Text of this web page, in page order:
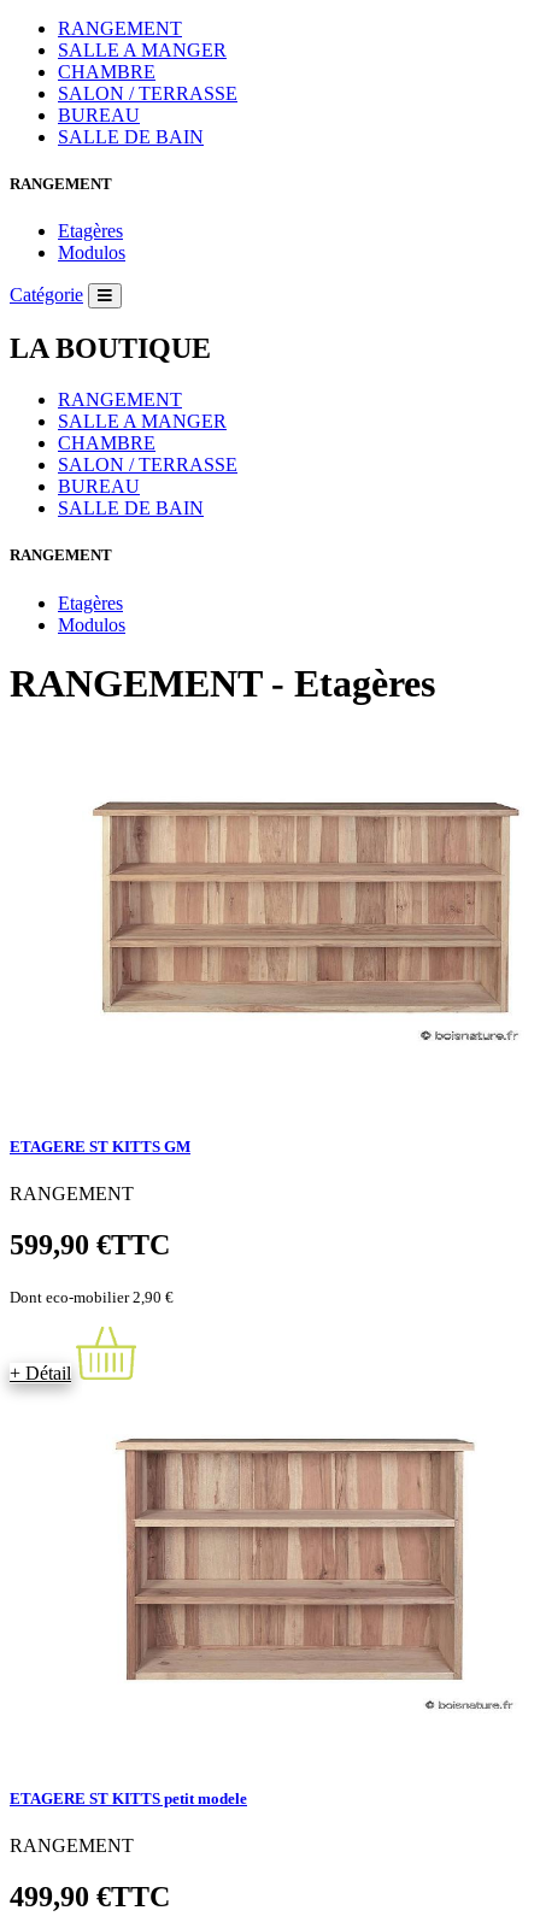
RANGEMENT
SALLE A MANGER
CHAMBRE
SALON / TERRASSE
BUREAU
SALLE DE BAIN
RANGEMENT
Etagères
Modulos
Catégorie
LA BOUTIQUE
RANGEMENT
SALLE A MANGER
CHAMBRE
SALON / TERRASSE
BUREAU
SALLE DE BAIN
RANGEMENT
Etagères
Modulos
RANGEMENT - Etagères
ETAGERE ST KITTS GM
RANGEMENT
599,90 €TTC
Dont eco-mobilier 2,90 €
+ Détail
ETAGERE ST KITTS petit modele
RANGEMENT
499,90 €TTC